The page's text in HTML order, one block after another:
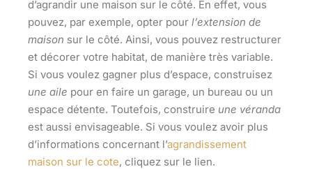
d’agrandir une maison sur le côté. En effet, vous
pouvez, par exemple, opter pour l’extension de
maison sur le côté. Ainsi, vous pouvez restructurer
et décorer votre habitat, de manière très variable.
Si vous voulez gagner plus d’espace, construisez
une aile pour en faire un garage, un bureau ou un
espace détente. Toutefois, construire une véranda
est aussi envisageable. Si vous voulez avoir plus
d’informations concernant l’agrandissement
maison sur le cote, cliquez sur le lien.